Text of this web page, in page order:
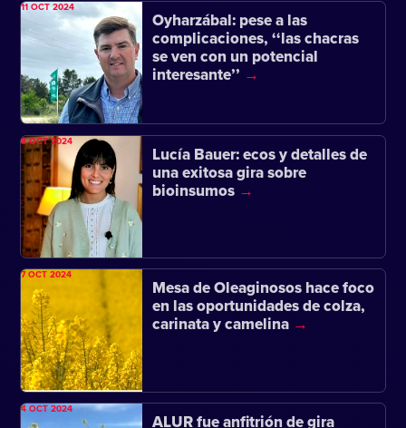
Oyharzábal: pese a las
complicaciones, ‘‘las chacras
se ven con un potencial
interesante’’
11 OCT 2024
Lucía Bauer: ecos y detalles de
una exitosa gira sobre
bioinsumos
8 OCT 2024
Mesa de Oleaginosos hace foco
en las oportunidades de colza,
carinata y camelina
7 OCT 2024
ALUR fue anfitrión de gira
4 OCT 2024